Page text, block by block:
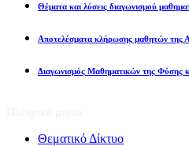
Θέματα και λύσεις διαγωνισμού
Αποτελέσματα κλήρωσης μαθητών της
Διαγωνισμός Μαθηματικών της Φύσης
Θεματικό Δίκτυο